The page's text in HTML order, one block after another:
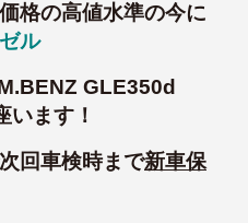
格の高値水準の今に
ル
GLE350d
います！
回車検時まで新車保